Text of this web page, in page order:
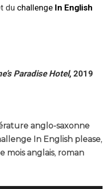
du challenge In English
Paradise Hotel, 2019
anglo-saxonne
In English please,
le mois anglais, roman